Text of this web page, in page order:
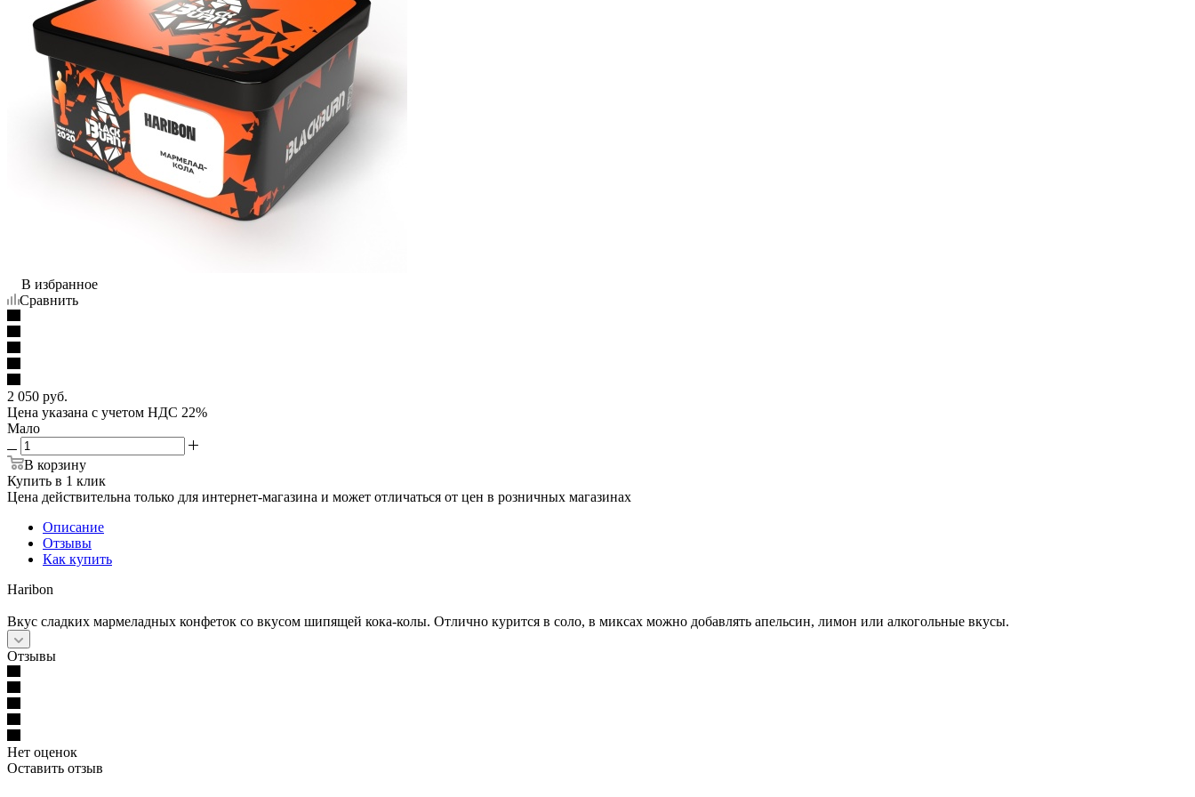
В избранное
Сравнить
2 050 руб.
Цена указана с учетом НДС 22%
Мало
В корзину
Купить в 1 клик
Цена действительна только для интернет-магазина и может отличаться от цен в розничных магазинах
Описание
Отзывы
Как купить
Haribon
Вкус сладких мармеладных конфеток со вкусом шипящей кока-колы. Отлично курится в соло, в миксах можно добавлять апельсин, лимон или алкогольные вкусы.
Отзывы
Нет оценок
Оставить отзыв